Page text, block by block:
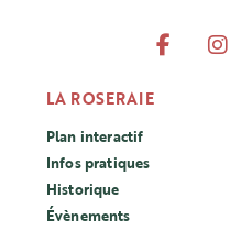
LA ROSERAIE
Plan interactif
Infos pratiques
Historique
Évènements